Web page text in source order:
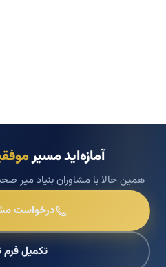
آمازه‌اید مسیر
همین حالا با مشاوران بنیاد میر
درخواست
تکمیل